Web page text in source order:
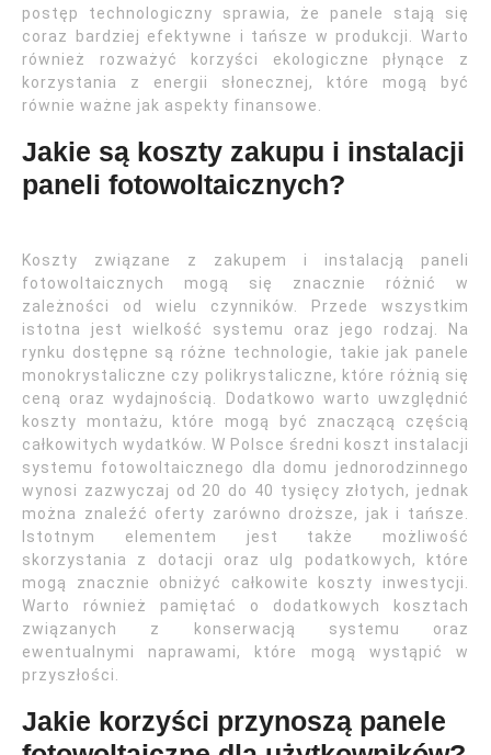
postęp technologiczny sprawia, że panele stają się
coraz bardziej efektywne i tańsze w produkcji. Warto
również rozważyć korzyści ekologiczne płynące z
korzystania z energii słonecznej, które mogą być
równie ważne jak aspekty finansowe.
Jakie są koszty zakupu i instalacji
paneli fotowoltaicznych?
Koszty związane z zakupem i instalacją paneli
fotowoltaicznych mogą się znacznie różnić w
zależności od wielu czynników. Przede wszystkim
istotna jest wielkość systemu oraz jego rodzaj. Na
rynku dostępne są różne technologie, takie jak panele
monokrystaliczne czy polikrystaliczne, które różnią się
ceną oraz wydajnością. Dodatkowo warto uwzględnić
koszty montażu, które mogą być znaczącą częścią
całkowitych wydatków. W Polsce średni koszt instalacji
systemu fotowoltaicznego dla domu jednorodzinnego
wynosi zazwyczaj od 20 do 40 tysięcy złotych, jednak
można znaleźć oferty zarówno droższe, jak i tańsze.
Istotnym elementem jest także możliwość
skorzystania z dotacji oraz ulg podatkowych, które
mogą znacznie obniżyć całkowite koszty inwestycji.
Warto również pamiętać o dodatkowych kosztach
związanych z konserwacją systemu oraz
ewentualnymi naprawami, które mogą wystąpić w
przyszłości.
Jakie korzyści przynoszą panele